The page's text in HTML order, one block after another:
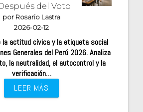
del Voto
por Rosario Lastra
2026-02-12
la actitud cívica y la etiqueta social
Generales del Perú 2026. Analiza
la neutralidad, el autocontrol y la
verificación…
LEER MÁS